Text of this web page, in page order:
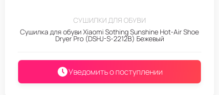
СУШИЛКИ ДЛЯ ОБУВИ
Сушилка для обуви Xiaomi Sothing Sunshine Hot-Air Shoe
Dryer Pro (DSHJ-S-2212B) Бежевый
Уведомить о поступлении